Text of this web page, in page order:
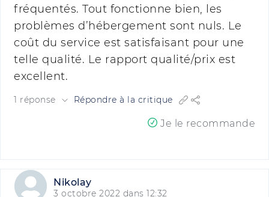
fréquentés. Tout fonctionne bien, les
problèmes d’hébergement sont nuls. Le
coût du service est satisfaisant pour une
telle qualité. Le rapport qualité/prix est
excellent.
1 réponse Répondre à la critique
Je le recommande
Nikolay
3 octobre 2022 dans 12:32